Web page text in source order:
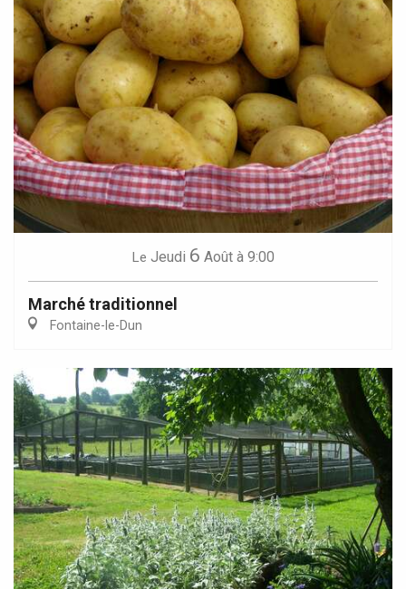
Le Jeudi 6 Août à 9:00
Marché traditionnel
Fontaine-le-Dun